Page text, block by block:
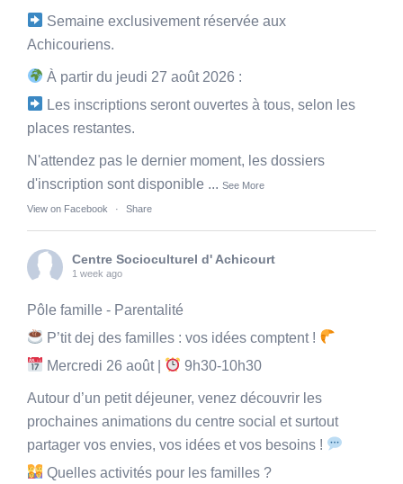
Semaine exclusivement réservée aux
Achicouriens.
À partir du jeudi 27 août 2026 :
Les inscriptions seront ouvertes à tous, selon les
places restantes.
N'attendez pas le dernier moment, les dossiers
d'inscription sont disponible ... See More
View on Facebook · Share
Centre Socioculturel d' Achicourt
1 week ago
Pôle famille - Parentalité
P’tit dej des familles : vos idées comptent !
Mercredi 26 août |
9h30-10h30
Autour d’un petit déjeuner, venez découvrir les
prochaines animations du centre social et surtout
partager vos envies, vos idées et vos besoins !
Quelles activités pour les familles ?